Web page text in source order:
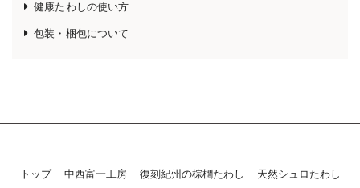
健康たわしの使い方
包装・梱包について
トップ 中西富一工房 復刻紀州の棕櫚たわし
天然シュロたわし